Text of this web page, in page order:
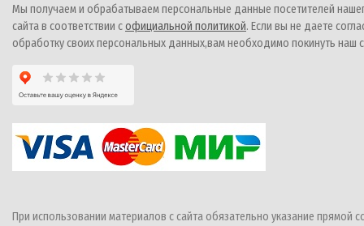
Мы получаем и обрабатываем персональные данные посетителей
сайта в соответствии софициальной политикой. Если вы не даете
обработку своих персональных данных,вам необходимо покинуть наш
При использовании материалов с сайта обязательно указание прямой